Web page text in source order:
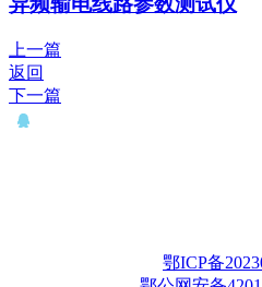
上一篇
返回
下一篇
鄂ICP备